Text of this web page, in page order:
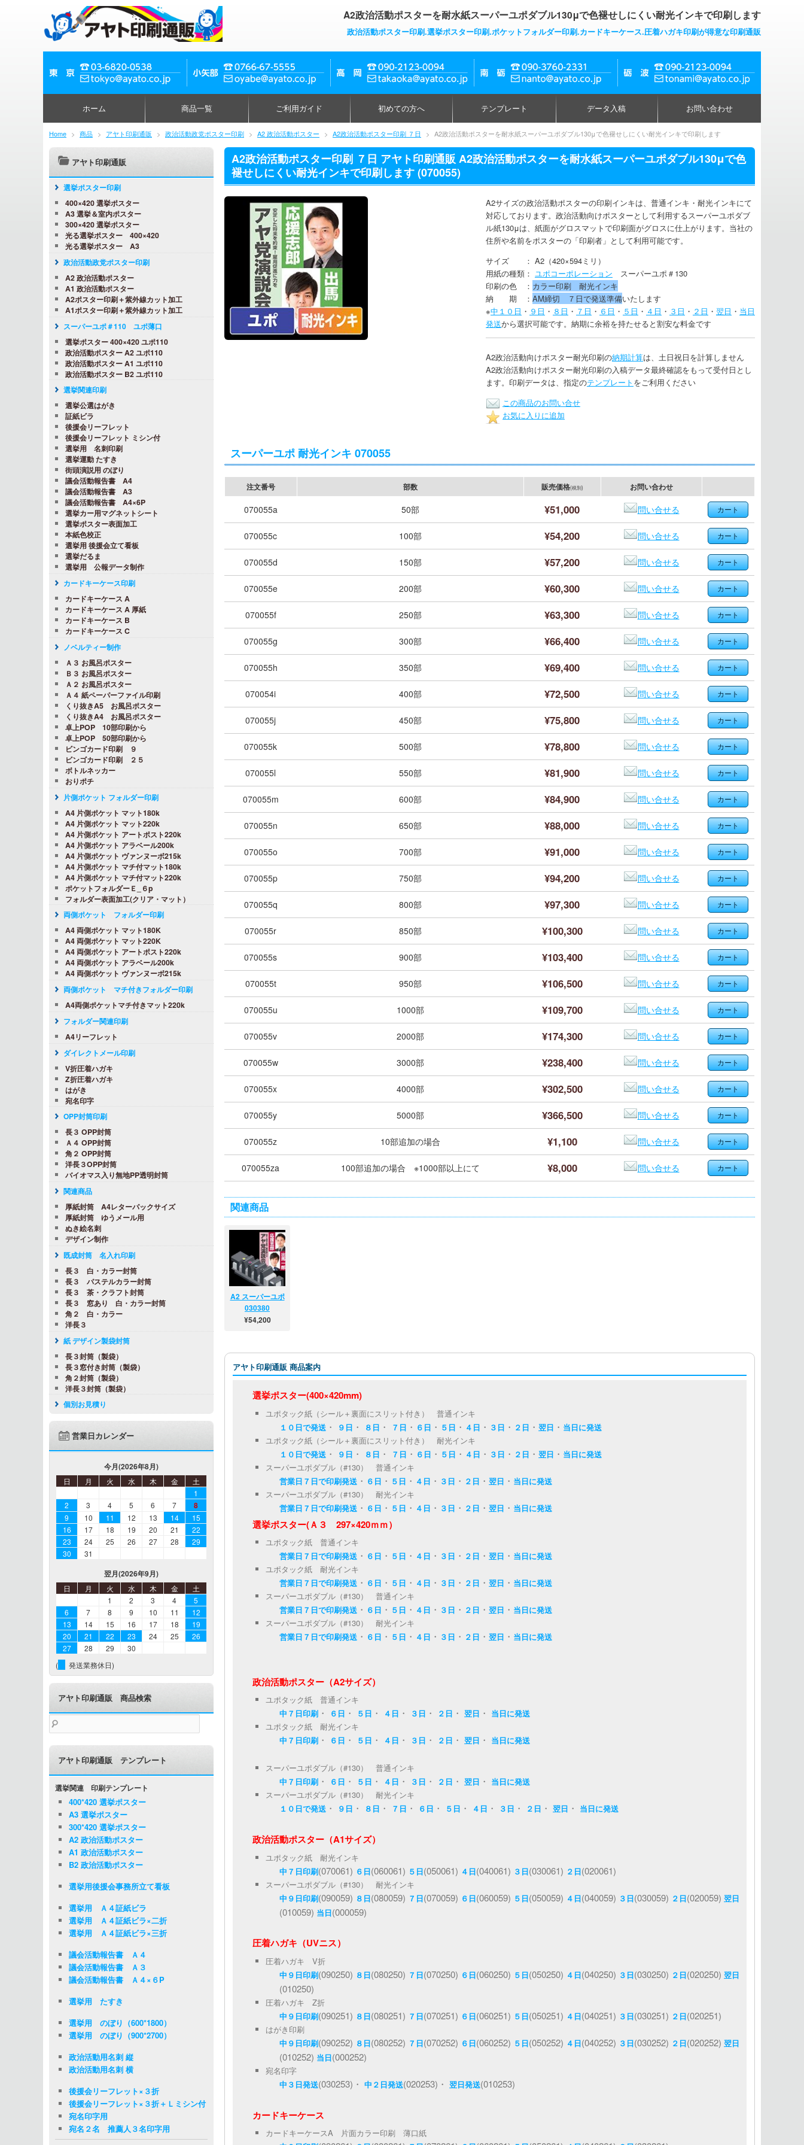
A2政治活動ポスターを耐水紙スーパーユポダブル130μで色褪せしにくい耐光インキで印刷します
政治活動ポスター印刷.選挙ポスター印刷.ポケットフォルダー印刷.カードキーケース.圧着ハガキ印刷が得意な印刷通販
ホーム 商品一覧 ご利用ガイド 初めての方へ テンプレート データ入稿 お問い合わせ
Home > 商品 > アヤト印刷通販 > 政治活動政党ポスター印刷 > A2 政治活動ポスター > A2政治活動ポスター印刷 ７日 > A2政治活動ポスターを耐水紙スーパーユポダブル130μで色褪せしにくい耐光インキで印刷します
A2政治活動ポスター印刷 ７日 アヤト印刷通販 A2政治活動ポスターを耐水紙スーパーユポダブル130μで色
褪せしにくい耐光インキで印刷します (070055)
A2サイズの政治活動ポスターの印刷インキは、普通インキ・耐光インキにて
対応しております。政治活動向けポスターとして利用するスーパーユポダブ
ル紙130μは、紙面がグロスマットで印刷面がグロスに仕上がります。当社の
住所や名前をポスターの「印刷者」として利用可能です。
サイズ ： A2（420×594ミリ）
用紙の種類： ユポコーポレーション スーパーユポ＃130
印刷の色 ： カラー印刷 耐光インキ
納 期 ： AM締切 ７日で発送準備いたします
※中１０日 ・ ９日 ・ ８日 ・ ７日 ・ ６日 ・ ５日 ・ ４日 ・ ３日 ・ ２日 ・ 翌日 ・ 当日
発送から選択可能です。納期に余裕を持たせると割安な料金です
A2政治活動向けポスター耐光印刷の納期計算は、土日祝日を計算しません
A2政治活動向けポスター耐光印刷の入稿データ最終確認をもって受付日とし
ます。印刷データは、指定のテンプレート をご利用ください
この商品のお問い合せ
お気に入りに追加
スーパーユポ 耐光インキ 070055
注文番号 部数 販売価格(税別) お問い合わせ
070055a 50部 ¥51,000 問い合せる
070055c 100部 ¥54,200 問い合せる
070055d 150部 ¥57,200 問い合せる
070055e 200部 ¥60,300 問い合せる
070055f 250部 ¥63,300 問い合せる
070055g 300部 ¥66,400 問い合せる
070055h 350部 ¥69,400 問い合せる
070054i 400部 ¥72,500 問い合せる
070055j 450部 ¥75,800 問い合せる
070055k 500部 ¥78,800 問い合せる
070055l 550部 ¥81,900 問い合せる
070055m 600部 ¥84,900 問い合せる
070055n 650部 ¥88,000 問い合せる
070055o 700部 ¥91,000 問い合せる
070055p 750部 ¥94,200 問い合せる
070055q 800部 ¥97,300 問い合せる
070055r 850部 ¥100,300 問い合せる
070055s 900部 ¥103,400 問い合せる
070055t 950部 ¥106,500 問い合せる
070055u 1000部 ¥109,700 問い合せる
070055v 2000部 ¥174,300 問い合せる
070055w 3000部 ¥238,400 問い合せる
070055x 4000部 ¥302,500 問い合せる
070055y 5000部 ¥366,500 問い合せる
070055z 10部追加の場合 ¥1,100 問い合せる
070055za 100部追加の場合 ※1000部以上にて ¥8,000 問い合せる
関連商品
A2 スーパーユポ
030380
A2サイズの政治
ンキは、普通イ
きを読む]
¥54,200
アヤト印刷通販 商品案内
選挙ポスター(400×420mm)
ユポタック紙（シール＋裏面にスリット付き） 普通インキ
１０日で発送・ ９日 ・ ８日 ・ ７日 ・ ６日 ・ ５日 ・ ４日 ・ ３日 ・ ２日 ・ 翌日 ・ 当日に発送
ユポタック紙（シール＋裏面にスリット付き） 耐光インキ
１０日で発送・ ９日 ・ ８日 ・ ７日 ・ ６日 ・ ５日 ・ ４日 ・ ３日 ・ ２日 ・ 翌日 ・ 当日に発送
スーパーユポダブル（#130） 普通インキ
営業日７日で印刷発送・ ６日 ・ ５日 ・ ４日 ・ ３日 ・ ２日 ・ 翌日 ・ 当日に発送
スーパーユポダブル（#130） 耐光インキ
営業日７日で印刷発送・ ６日 ・ ５日 ・ ４日 ・ ３日 ・ ２日 ・ 翌日 ・ 当日に発送
選挙ポスター(Ａ３ 297×420ｍｍ）
ユポタック紙 普通インキ
営業日７日で印刷発送・ ６日 ・ ５日 ・ ４日 ・ ３日 ・ ２日 ・ 翌日 ・ 当日に発送
ユポタック紙 耐光インキ
営業日７日で印刷発送・ ６日 ・ ５日 ・ ４日 ・ ３日 ・ ２日 ・ 翌日 ・ 当日に発送
スーパーユポダブル（#130） 普通インキ
営業日７日で印刷発送・ ６日 ・ ５日 ・ ４日 ・ ３日 ・ ２日 ・ 翌日 ・ 当日に発送
スーパーユポダブル（#130） 耐光インキ
営業日７日で印刷発送・ ６日 ・ ５日 ・ ４日 ・ ３日 ・ ２日 ・ 翌日 ・ 当日に発送
政治活動ポスター（A2サイズ）
ユポタック紙 普通インキ
中７日印刷・ ６日 ・ ５日 ・ ４日 ・ ３日 ・ ２日 ・ 翌日 ・ 当日に発送
ユポタック紙 耐光インキ
中７日印刷・ ６日 ・ ５日 ・ ４日 ・ ３日 ・ ２日 ・ 翌日 ・ 当日に発送
スーパーユポダブル（#130） 普通インキ
中７日印刷・ ６日 ・ ５日 ・ ４日 ・ ３日 ・ ２日 ・ 翌日 ・ 当日に発送
スーパーユポダブル（#130） 耐光インキ
１０日で発送・ ９日 ・ ８日 ・ ７日 ・ ６日 ・ ５日 ・ ４日 ・ ３日 ・ ２日 ・ 翌日 ・ 当日に発送
政治活動ポスター（A1サイズ）
ユポタック紙 耐光インキ
中７日印刷(070061) ６日(060061) ５日(050061) ４日(040061) ３日(030061) ２日(020061)
スーパーユポダブル（#130） 耐光インキ
中９日印刷(090059) ８日(080059) ７日(070059) ６日(060059) ５日(050059) ４日(040059) ３日(030059) ２日(020059) 翌日
(010059) 当日(000059)
圧着ハガキ（UVニス）
圧着ハガキ V折
中９日印刷(090250) ８日(080250) ７日(070250) ６日(060250) ５日(050250) ４日(040250) ３日(030250) ２日(020250) 翌日
(010250)
圧着ハガキ Z折
中９日印刷(090251) ８日(080251) ７日(070251) ６日(060251) ５日(050251) ４日(040251) ３日(030251) ２日(020251)
はがき印刷
中９日印刷(090252) ８日(080252) ７日(070252) ６日(060252) ５日(050252) ４日(040252) ３日(030252) ２日(020252) 翌日
(010252) 当日(000252)
宛名印字
中３日発送(030253)・ 中２日発送(020253)・ 翌日発送(010253)
カードキーケース
カードキーケースA 片面カラー印刷 薄口紙
アヤト印刷通販
選挙ポスター印刷
400×420 選挙ポスター
A3 選挙＆室内ポスター
300×420 選挙ポスター
光る選挙ポスター 400×420
光る選挙ポスター A3
政治活動政党ポスター印刷
A2 政治活動ポスター
A1 政治活動ポスター
A2ポスター印刷＋紫外線カット加工
A1ポスター印刷＋紫外線カット加工
スーパーユポ＃110 ユポ薄口
選挙ポスター 400×420 ユポ110
政治活動ポスター A2 ユポ110
政治活動ポスター A1 ユポ110
政治活動ポスター B2 ユポ110
選挙関連印刷
選挙公選はがき
証紙ビラ
後援会リーフレット
後援会リーフレット ミシン付
選挙用 名刺印刷
選挙運動 たすき
街頭演説用 のぼり
議会活動報告書 A4
議会活動報告書 A3
議会活動報告書 A4×6P
選挙カー用マグネットシート
選挙ポスター表面加工
本紙色校正
選挙用 後援会立て看板
選挙だるま
選挙用 公報データ制作
カードキーケース印刷
カードキーケース A
カードキーケース A 厚紙
カードキーケース B
カードキーケース C
ノベルティー制作
Ａ３ お風呂ポスター
Ｂ３ お風呂ポスター
Ａ２ お風呂ポスター
Ａ４ 紙ペーパーファイル印刷
くり抜きA5 お風呂ポスター
くり抜きA4 お風呂ポスター
卓上POP 10部印刷から
卓上POP 50部印刷から
ビンゴカード印刷 ９
ビンゴカード印刷 ２５
ボトルネッカー
おりポチ
片側ポケット フォルダー印刷
A4 片側ポケット マット180k
A4 片側ポケット マット220k
A4 片側ポケット アートポスト220k
A4 片側ポケット アラベール200k
A4 片側ポケット ヴァンヌーボ215k
A4 片側ポケット マチ付マット180k
A4 片側ポケット マチ付マット220k
ポケットフォルダーＥ_６p
フォルダー表面加工(クリア・マット）
両側ポケット フォルダー印刷
A4 両側ポケット マット180K
A4 両側ポケット マット220K
A4 両側ポケット アートポスト220k
A4 両側ポケット アラベール200k
A4 両側ポケット ヴァンヌーボ215k
両側ポケット マチ付きフォルダー印刷
A4両側ポケットマチ付きマット220k
フォルダー関連印刷
A4リーフレット
ダイレクトメール印刷
V折圧着ハガキ
Z折圧着ハガキ
はがき
宛名印字
OPP封筒印刷
長３ OPP封筒
Ａ４ OPP封筒
角２ OPP封筒
洋長３OPP封筒
バイオマス入り無地PP透明封筒
関連商品
厚紙封筒 A4レターパックサイズ
厚紙封筒 ゆうメール用
ぬき絵名刺
デザイン制作
既成封筒 名入れ印刷
長３ 白・カラー封筒
長３ パステルカラー封筒
長３ 茶・クラフト封筒
長３ 窓あり 白・カラー封筒
角２ 白・カラー
洋長３
紙 デザイン製袋封筒
長３封筒（製袋）
長３窓付き封筒（製袋）
角２封筒（製袋）
洋長３封筒（製袋）
個別お見積り
営業日カレンダー
今月(2026年8月)
日 月 火 水 木 金
土
1
2
3 4 5 6 7 8
9 10 11 12 13 14
15
16
17 18 19 20 21
22
23
24 25 26 27 28
29
30
31
翌月(2026年9月)
日 月 火 水 木 金
土
1
2 3 4
5
6
7 8 9 10 11
12
13
14 15 16 17 18
19
20
21 22 23 24 25
26
27
28 29
30
(
発送業務休日)
アヤト印刷通販 商品検索
検
索:
アヤト印刷通販 テンプレート
選挙関連 印刷テンプレート
400*420 選挙ポスター
A3 選挙ポスター
300*420 選挙ポスター
A2 政治活動ポスター
A1 政治活動ポスター
B2 政治活動ポスター
選挙用後援会事務所立て看板
選挙用 Ａ４証紙ビラ
選挙用 Ａ４証紙ビラ×二折
選挙用 Ａ４証紙ビラ×三折
議会活動報告書 Ａ４
議会活動報告書 Ａ３
議会活動報告書 Ａ４×６P
選挙用 たすき
選挙用 のぼり（600*1800）
選挙用 のぼり（900*2700）
政治活動用名刺 縦
政治活動用名刺 横
後援会リーフレット×３折
後援会リーフレット×３折＋Ｌミシン付
宛名印字用
宛名２名 推薦人３名印字用